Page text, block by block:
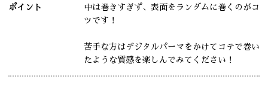
ポイント
中は巻きすぎず、表面をランダムに巻くのがコ
ツです！
苦手な方はデジタルパーマをかけてコテで巻い
たような質感を楽しんでみてください！